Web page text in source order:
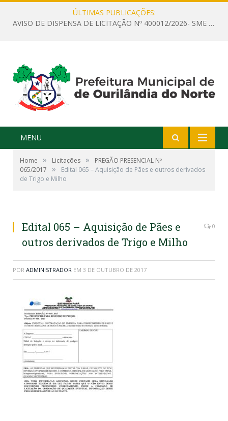
ÚLTIMAS PUBLICAÇÕES:
AVISO DE DISPENSA DE LICITAÇÃO Nº 400012/2026- SME – CONTRATAÇÃO DE EMPRESA ESPECIALIZADA PARA LOCAÇÃO DE ÔNIBUS EXECUTIVO COM CAPACIDADE DE 60 (SESSENTA) POLTRONAS, PARA TRANSPORTAR PROFESSORES RESPONSÁVEIS E ALUNOS PARA BRASÍLIA, COM SAÍDA DIA 10/08/2026 E RETORNO DIA 14/08/2026
MENU
Home » Licitações »
PREGÃO PRESENCIAL Nº
065/2017
»
Edital 065 – Aquisição de Pães e outros derivados
de Trigo e Milho
Edital 065 – Aquisição de Pães e
outros derivados de Trigo e Milho
0
POR ADMINISTRADOR EM 3 DE OUTUBRO DE 2017